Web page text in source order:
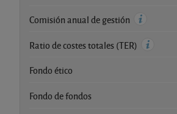
Comisión anual de gestión
Ratio de costes totales (TER)
Fondo ético
Fondo de fondos